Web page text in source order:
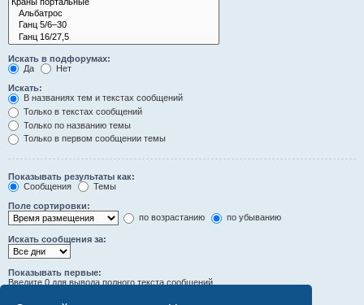
Искать в подфорумах:
Да
Нет
Искать:
В названиях тем и текстах сообщений
Только в текстах сообщений
Только по названию темы
Только в первом сообщении темы
Показывать результаты как:
Сообщения
Темы
Поле сортировки:
по возрастанию
по убыванию
Искать сообщения за:
Показывать первые:
Введите 0 для вывода полного текста сообщений.